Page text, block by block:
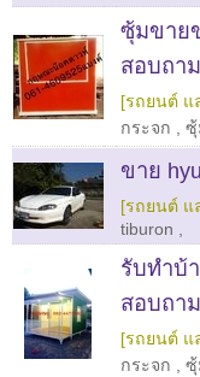
ซุ้มขาย
สอบถา
[รถยนต์ แ
กระจก
ซุ้
ขาย
[รถยนต์ แ
tiburon
รับทำบ้
สอบถา
[รถยนต์ แ
กระจก
ซุ้